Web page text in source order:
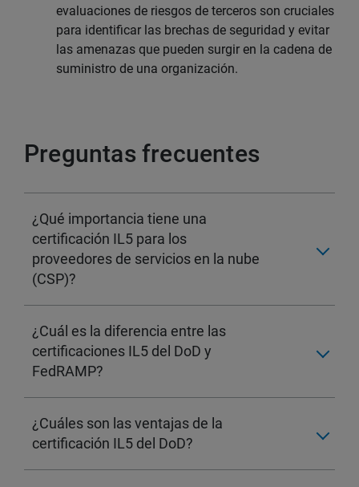
evaluaciones de riesgos de terceros son cruciales
para identificar las brechas de seguridad y evitar
las amenazas que pueden surgir en la cadena de
suministro de una organización.
Preguntas frecuentes
¿Qué importancia tiene una
certificación IL5 para los
proveedores de servicios en la nube
(CSP)?
¿Cuál es la diferencia entre las
certificaciones IL5 del DoD y
FedRAMP?
¿Cuáles son las ventajas de la
certificación IL5 del DoD?